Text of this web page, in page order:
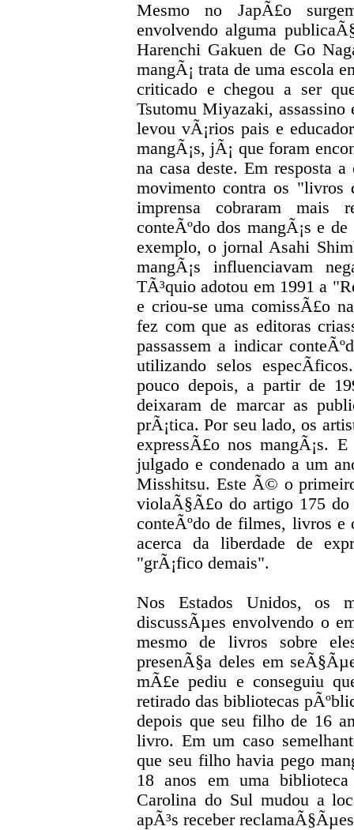
Mesmo no JapÃ£o
envolvendo alguma
Harenchi Gakuen de Go
mangÃ¡ trata de uma escola
criticado e chegou a ser
Tsutomu Miyazaki,
levou vÃ¡rios pais e
mangÃ¡s, jÃ¡ que foram
na casa deste. Em resposta
movimento contra os "livros
imprensa cobraram mais
conteÃºdo dos mangÃ¡s e
exemplo, o jornal Asahi
mangÃ¡s influenciavam
TÃ³quio adotou em 1991 a
e criou-se uma comissÃ£o
fez com que as editoras
passassem a indicar
utilizando selos
pouco depois, a partir de
deixaram de marcar as
prÃ¡tica. Por seu lado, os
expressÃ£o nos mangÃ¡s.
julgado e condenado a um
Misshitsu. Este Ã© o
violaÃ§Ã£o do artigo 175 do
conteÃºdo de filmes, livros e
acerca da liberdade de
"grÃ¡fico demais".
Nos Estados Unidos, os
discussÃµes envolvendo o
mesmo de livros sobre
presenÃ§a deles em
mÃ£e pediu e conseguiu
retirado das bibliotecas
depois que seu filho de 16
livro. Em um caso
que seu filho havia pego
18 anos em uma
Carolina do Sul mudou a
apÃ³s receber